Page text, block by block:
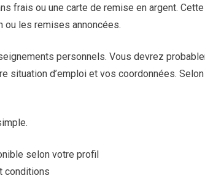
frais ou une carte de remise en argent.
ou les remises annoncées.
personnels. Vous devrez
situation d’emploi et vos coordonnées.
selon votre profil
conditions